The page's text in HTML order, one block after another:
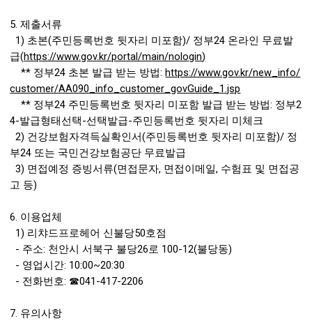
5. 제출서류
1) 초본(주민등록번호 뒷자리 미포함)/ 정부24 온라인 무료발
급(https://www.gov.kr/portal/main/nologin)
** 정부24 초본 발급 받는 방법: https://www.gov.kr/new_info/
customer/AA090_info_customer_govGuide_1.jsp
** 정부24 주민등록번호 뒷자리 미포함 발급 받는 방법: 정부2
4-발급형태선택-선택발급-주민등록번호 뒷자리 미체크
2) 건강보험자격득실확인서(주민등록번호 뒷자리 미포함)/ 정
부24 또는 국민건강보험공단 무료발급
3) 면접예정 증빙서류(면접문자, 면접이메일, 수험표 및 면접공
고 등)
6. 이용업체
1) 리챠드프로헤어 신불당50호점
- 주소: 천안시 서북구 불당26로 100-12(불당동)
- 영업시간: 10:00~20:30
- 전화번호: ☎041-417-2206
7. 유의사항